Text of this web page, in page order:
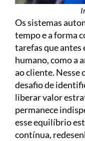
Os sistemas
tempo e a forma
tarefas que antes
humano, como a
ao cliente. Nesse
desafio de
liberar valor
permanece
esse equilíbrio
contínua,